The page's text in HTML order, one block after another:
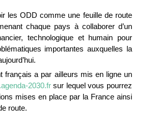
les ODD comme une feuille de route
chaque pays à collaborer d’un
technologique et humain pour
importantes auxquelles la
français a par ailleurs mis en ligne un
2030.fr sur lequel vous pourrez
mises en place par la France ainsi
route.